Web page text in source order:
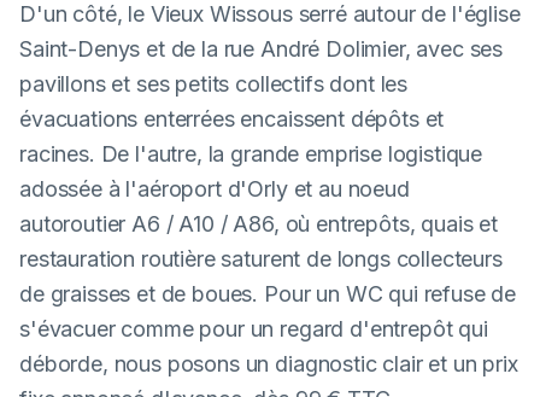
D'un côté, le Vieux Wissous serré autour de l'église
Saint-Denys et de la rue André Dolimier, avec ses
pavillons et ses petits collectifs dont les
évacuations enterrées encaissent dépôts et
racines. De l'autre, la grande emprise logistique
adossée à l'aéroport d'Orly et au noeud
autoroutier A6 / A10 / A86, où entrepôts, quais et
restauration routière saturent de longs collecteurs
de graisses et de boues. Pour un WC qui refuse de
s'évacuer comme pour un regard d'entrepôt qui
déborde, nous posons un diagnostic clair et un prix